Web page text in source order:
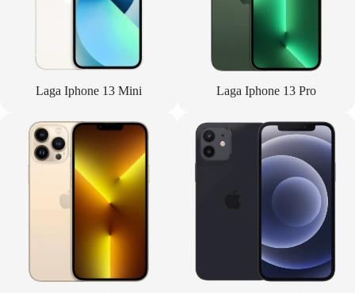
Laga Iphone 13 Mini Laga Iphone 13 Pro